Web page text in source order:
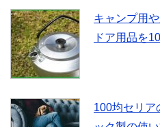
キャンプ用
ドア用品を
100均セリア